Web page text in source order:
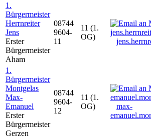
1.
Bürgermeister
Herrnreiter
Jens
Erster
Bürgermeister
Aham
08744
9604-
11
11 (1.
OG)
1.
Bürgermeister
Montgelas
Max-
Emanuel
Erster
Bürgermeister
Gerzen
08744
9604-
12
11 (1.
OG)
max-